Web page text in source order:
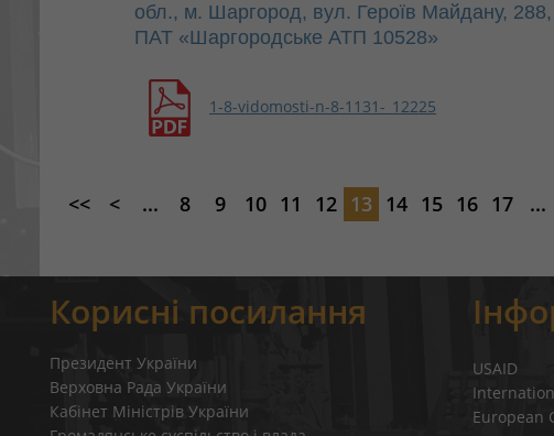
обл., м. Шаргород, вул. Героїв Майдану,
ПАТ «Шаргородське АТП 10528»
1-8-vidomosti-n-8-1131-_12225
<< < ... 8 9 10 11 12 13 14 15 16 17 ...
Корисні посилання
Президент України
Верховна Рада України
Кабінет Міністрів України
USAID
European